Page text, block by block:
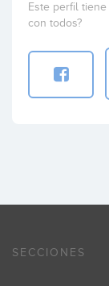
Este perfil
con todos?
SECCIONES